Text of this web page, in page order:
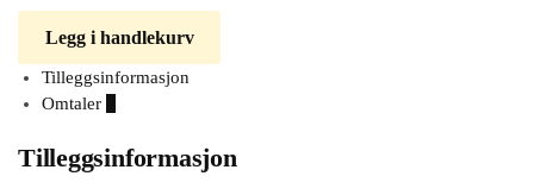
Legg i handlekurv
Tilleggsinformasjon
Omtaler
Tilleggsinformasjon